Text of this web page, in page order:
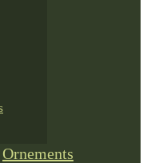
Ornements